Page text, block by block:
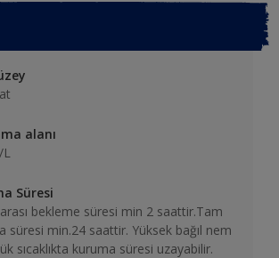
alanı
Süresi
bekleme süresi min 2 saattir.Tam
süresi min.24 saattir. Yüksek bağıl nem
sıcaklıkta kuruma süresi uzayabilir.